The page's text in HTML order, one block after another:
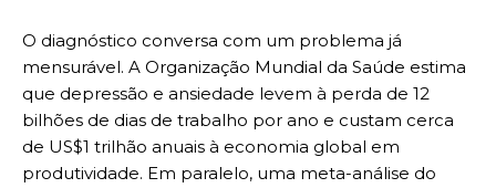
O diagnóstico conversa com um problema já
mensurável. A Organização Mundial da Saúde estima
que depressão e ansiedade levem à perda de 12
bilhões de dias de trabalho por ano e custam cerca
de US$1 trilhão anuais à economia global em
produtividade. Em paralelo, uma meta-análise do